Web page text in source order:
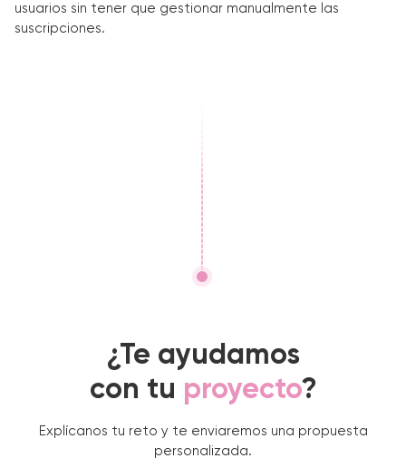
usuarios sin tener que gestionar manualmente las
suscripciones.
¿Te ayudamos
con tu proyecto?
Explícanos tu reto y te enviaremos una propuesta
personalizada.